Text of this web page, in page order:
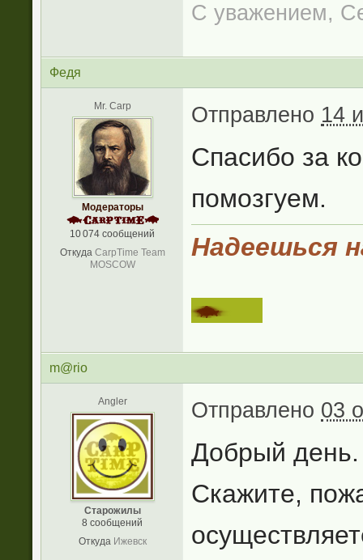
С уважением,
Федя
Mr. Carp
Модераторы
10 074 сообщений
Откуда CarpTime Team
MOSCOW
Отправлено 14
Спасибо за
помозгуем.
Надеешься
m@rio
Angler
Старожилы
8 сообщений
Откуда Ижевск
Отправлено 03
Добрый день.
Скажите,